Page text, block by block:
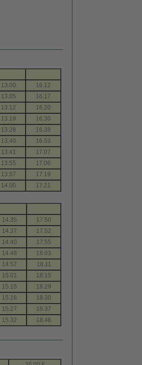
13.00
16.12
13.05
16.17
13.12
16.20
13.19
16.30
13.28
16.38
13.40
16.53
13.41
17.07
13.55
17.06
13.57
17.19
14.00 17.21
14.35
17.50
14.37
17.52
14.40
17.55
14.48
18.03
14.57
18.11
15.01
18.15
15.15
18.29
15.16
18.30
15.27
18.37
15.32 18.46